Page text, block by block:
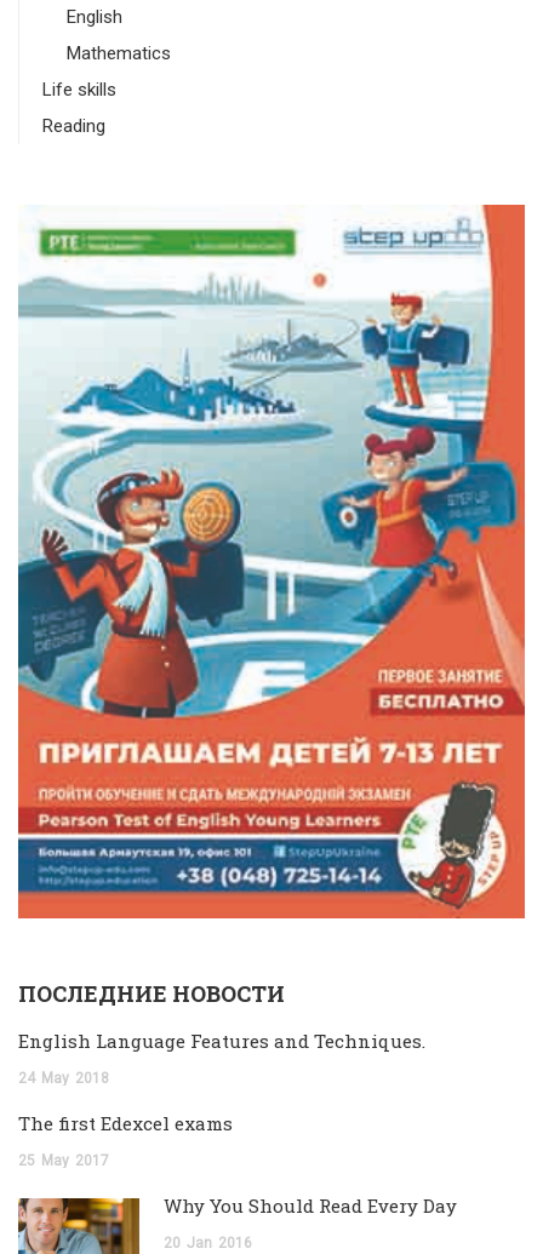
English
Mathematics
Life skills
Reading
ПОСЛЕДНИЕ НОВОСТИ
English Language Features and Techniques.
24 May 2018
The first Edexcel exams
25 May 2017
Why You Should Read Every Day
20 Jan 2016